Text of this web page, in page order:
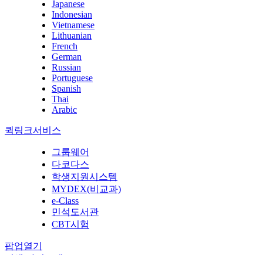
Japanese
Indonesian
Vietnamese
Lithuanian
French
German
Russian
Portuguese
Spanish
Thai
Arabic
퀵링크서비스
그룹웨어
다코다스
학생지원시스템
MYDEX(비교과)
e-Class
민석도서관
CBT시험
팝업열기